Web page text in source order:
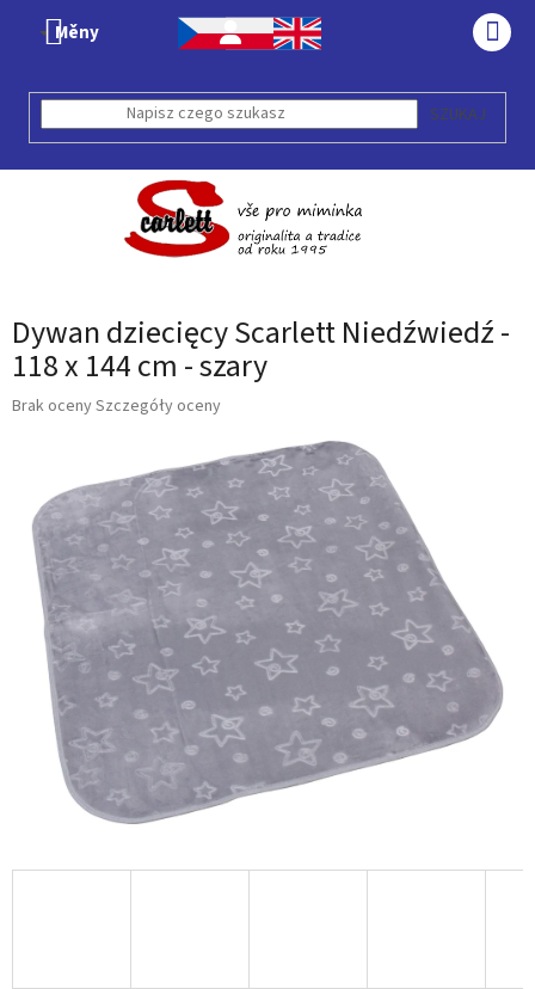
Měny
SZUKAJ
Dywan dziecięcy Scarlett Niedźwiedź -
118 x 144 cm - szary
Średnia
gwiazdek.
Brak ocenySzczegóły oceny